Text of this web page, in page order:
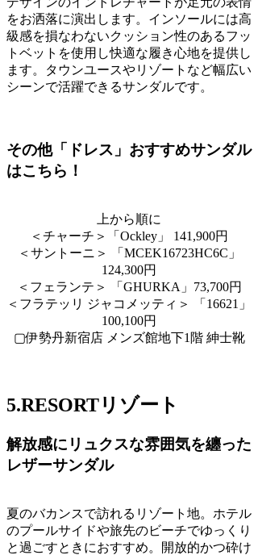
をお洒落に演出します。インソールには高
級感を損なわないクッション性のあるフッ
トベットを使用し快適な履き心地を提供し
ます。タウンユースやリゾートなど幅広い
シーンで活躍できるサンダルです。
その他「ドレス」おすすめサンダル
はこちら！
上から順に
＜チャーチ＞「Ockley」 141,900円
＜サントーニ＞ 「MCEK16723HC6C」
124,300円
＜フェランテ＞ 「GHURKA」73,700円
＜フラテッリ ジャコメッティ＞ 「16621」
100,100円
▢伊勢丹新宿店 メンズ館地下1階 紳士靴
5.RESORTリゾート
解放感にリュクスな雰囲気を纏った
レザーサンダル
夏のバカンスで訪れるリゾート地。ホテル
のプールサイドや旅先のビーチでゆっくり
と過ごすときにおすすめ。開放的かつ砕け